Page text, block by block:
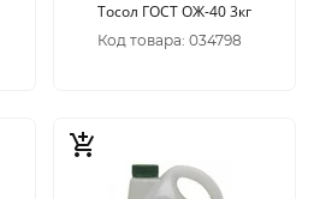
Тосол ГОСТ ОЖ-40 3кг
Код товара: 034798